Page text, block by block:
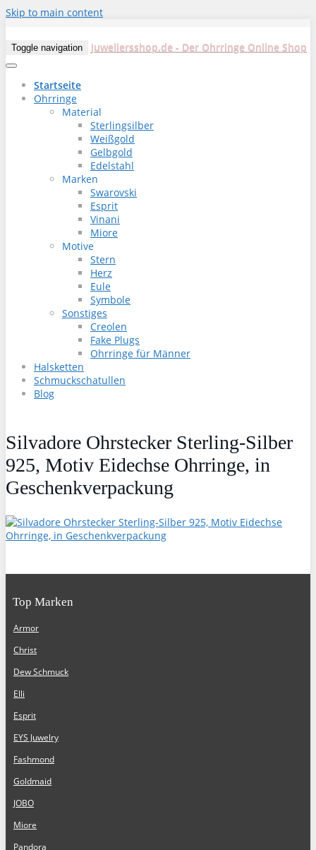
Skip to main content
Toggle navigation Juweliersshop.de - Der Ohrringe Online Shop
Startseite
Ohrringe
Material
Sterlingsilber
Weißgold
Gelbgold
Edelstahl
Marken
Swarovski
Esprit
Vinani
Miore
Motive
Stern
Herz
Eule
Symbole
Sonstiges
Creolen
Fake Plugs
Ohrringe für Männer
Halsketten
Schmuckschatullen
Blog
Silvadore Ohrstecker Sterling-Silber
925, Motiv Eidechse Ohrringe, in
Geschenkverpackung
Top Marken
Armor
Christ
Dew Schmuck
Elli
Esprit
EYS Juwelry
Fashmond
Goldmaid
JOBO
Miore
Pandora